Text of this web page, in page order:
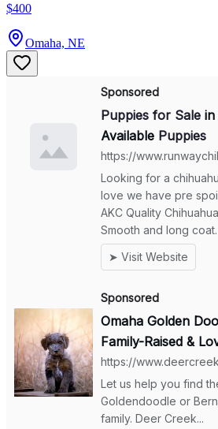
$400
Omaha, NE